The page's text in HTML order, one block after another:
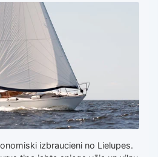
izbraucieni no Lielupes.